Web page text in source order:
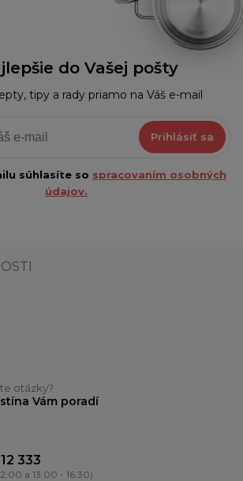
do Vašej pošty
tipy a rady priamo na Váš e-mail
Prihlásiť sa
súhlasíte so spracovaním osobných
údajov.
otázky?
Vám poradí
333
a 13:00 - 16:30)